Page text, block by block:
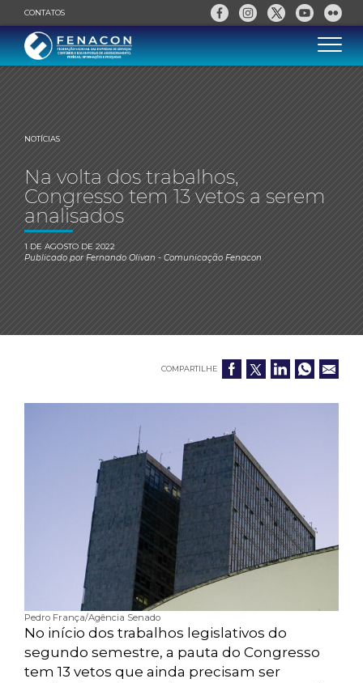
CONTATOS
NOTÍCIAS
Na volta dos trabalhos,
Congresso tem 13 vetos a serem
analisados
1 DE AGOSTO DE 2022
Publicado porFernando Olivan- Comunicação Fenacon
COMPARTILHE
Pedro França/Agência Senado
No início dos trabalhos legislativos do
segundo semestre, a pauta do Congresso
tem 13 vetos que ainda precisam ser